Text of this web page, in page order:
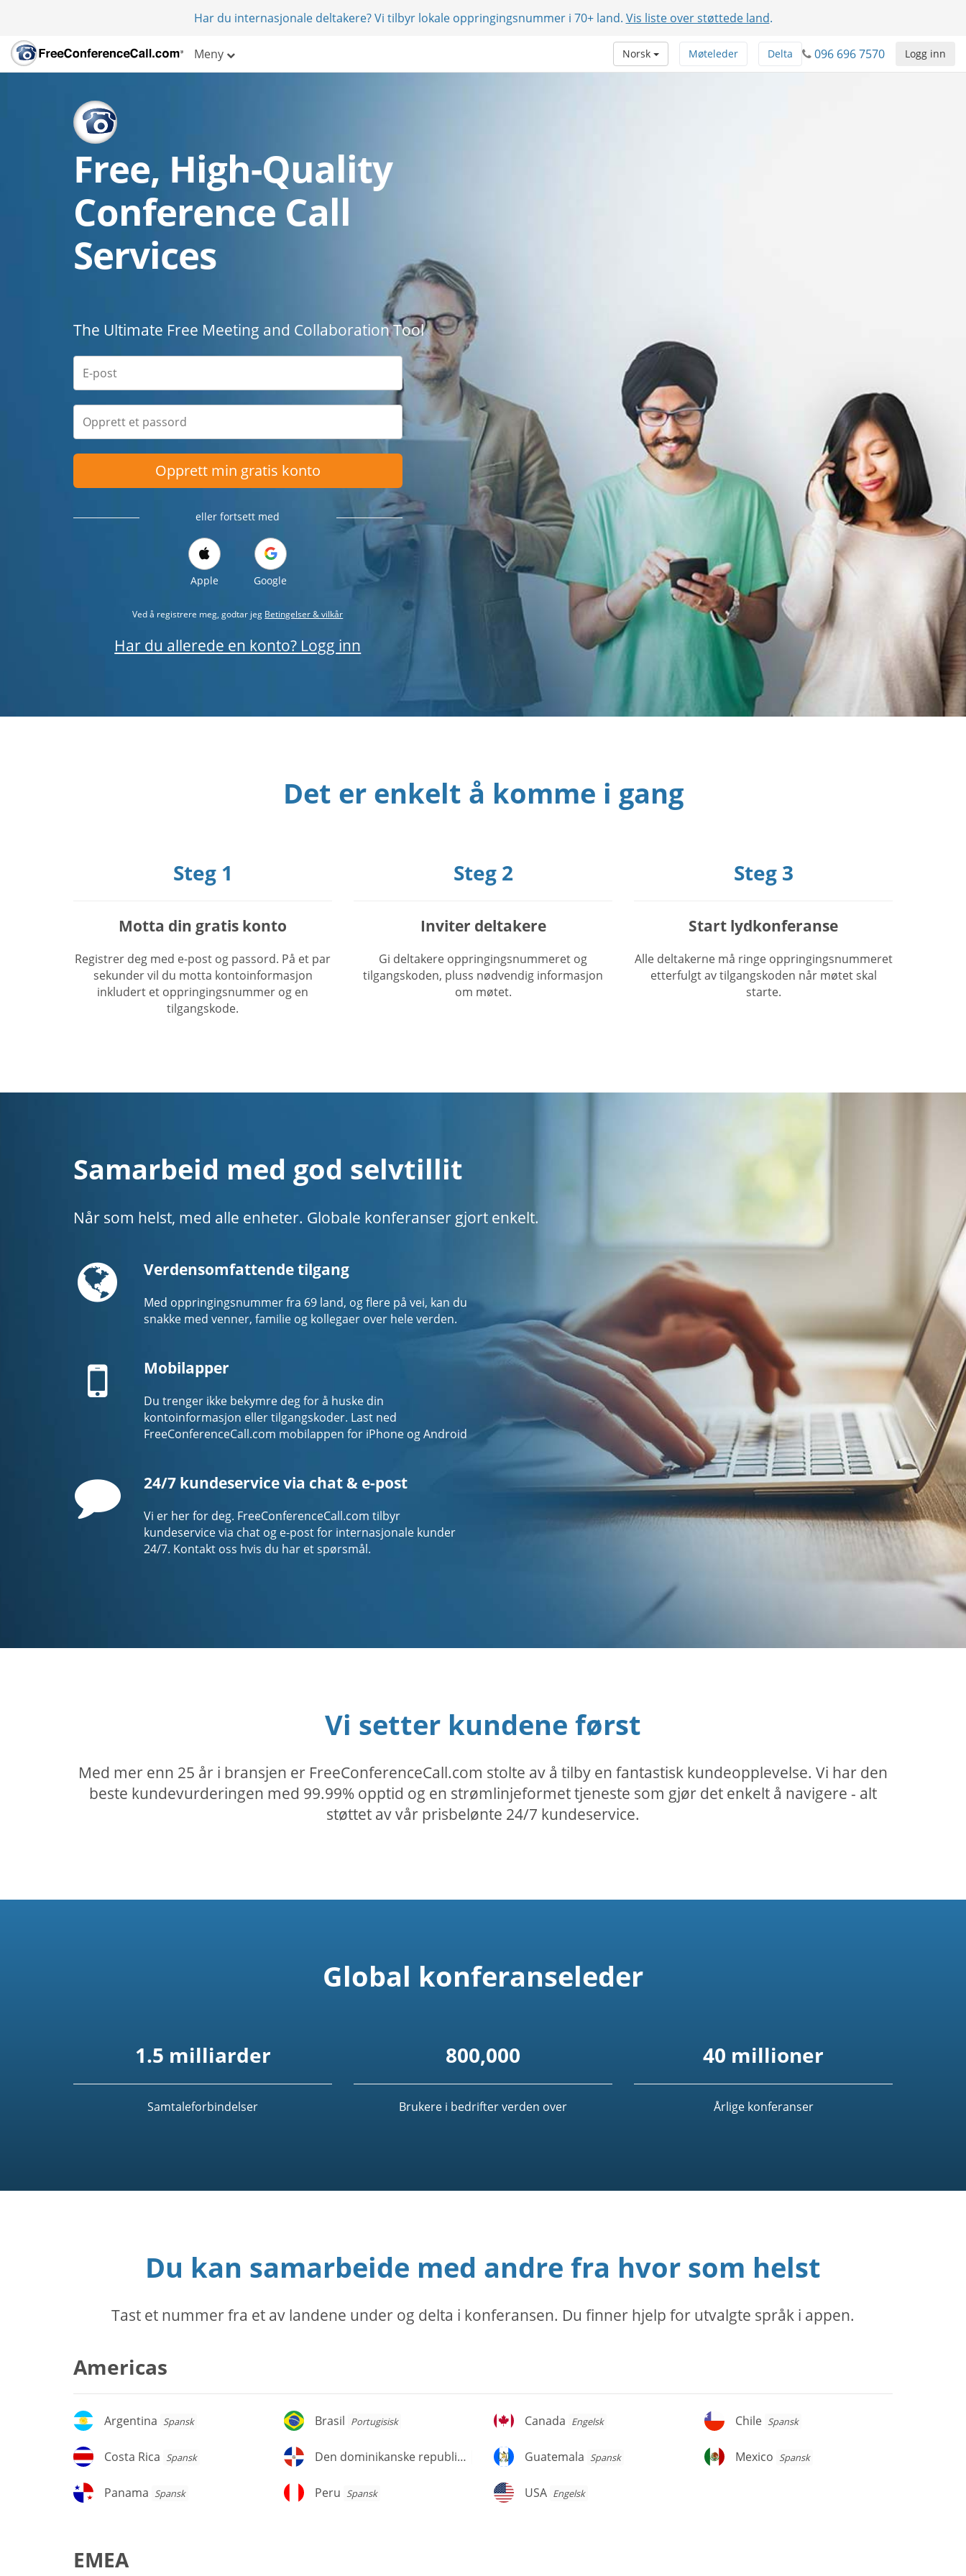
Har du internasjonale deltakere? Vi tilbyr lokale oppringingsnummer i 70+ land. Vis liste over støttede land.
Meny Logg inn
096 696 7570
Delta
Møteleder
Norsk
Free, High-Quality
Conference Call
Services
The Ultimate Free Meeting and Collaboration Tool
Opprett min gratis konto
eller fortsett med
Apple Google
Ved å registrere meg, godtar jeg Betingelser & vilkår
Har du allerede en konto? Logg inn
Det er enkelt å komme i gang
Steg 1
Motta din gratis konto
Registrer deg med e-post og passord. På et par
sekunder vil du motta kontoinformasjon
inkludert et oppringingsnummer og en
tilgangskode.
Steg 2
Inviter deltakere
Gi deltakere oppringingsnummeret og
tilgangskoden, pluss nødvendig informasjon
om møtet.
Steg 3
Start lydkonferanse
Alle deltakerne må ringe oppringingsnummeret
etterfulgt av tilgangskoden når møtet skal
starte.
Samarbeid med god selvtillit
Når som helst, med alle enheter. Globale konferanser gjort enkelt.
GlobeVerdensomfattende tilgang
Med oppringingsnummer fra 69 land, og flere på vei, kan du
snakke med venner, familie og kollegaer over hele verden.
Mobile Mobilapper
Du trenger ikke bekymre deg for å huske din
kontoinformasjon eller tilgangskoder. Last ned
FreeConferenceCall.com mobilappen for iPhone og Android
Comment
24/7 kundeservice via chat & e-post
Vi er her for deg. FreeConferenceCall.com tilbyr
kundeservice via chat og e-post for internasjonale kunder
24/7. Kontakt oss hvis du har et spørsmål.
Vi setter kundene først
Med mer enn 25 år i bransjen er FreeConferenceCall.com stolte av å tilby en fantastisk kundeopplevelse. Vi har den
beste kundevurderingen med 99.99% opptid og en strømlinjeformet tjeneste som gjør det enkelt å navigere - alt
støttet av vår prisbelønte 24/7 kundeservice.
Global konferanseleder
1.5 milliarder
Samtaleforbindelser
800,000
Brukere i bedrifter verden over
40 millioner
Årlige konferanser
Du kan samarbeide med andre fra hvor som helst
Tast et nummer fra et av landene under og delta i konferansen. Du finner hjelp for utvalgte språk i appen.
Americas
Argentina
Argentina Spansk Brasil
Brasil Portugisisk Canada
Canada Engelsk Chile
Chile Spansk
Costa
Costa Rica Spansk
Den
republikk
Den dominikanske republikk Spansk Guatemala
Guatemala Spansk Mexico
Mexico Spansk
Panama
Panama Spansk Peru
Peru Spansk USA
USA Engelsk
EMEA